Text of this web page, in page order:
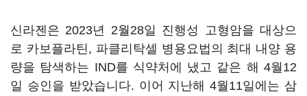
신라젠은 2023년 2월28일 진행성 고형암을 대상으
로 카보플라틴, 파클리탁셀 병용요법의 최대 내양 용
량을 탐색하는 IND를 식약처에 냈고 같은 해 4월12
일 승인을 받았습니다. 이어 지난해 4월11일에는 삼